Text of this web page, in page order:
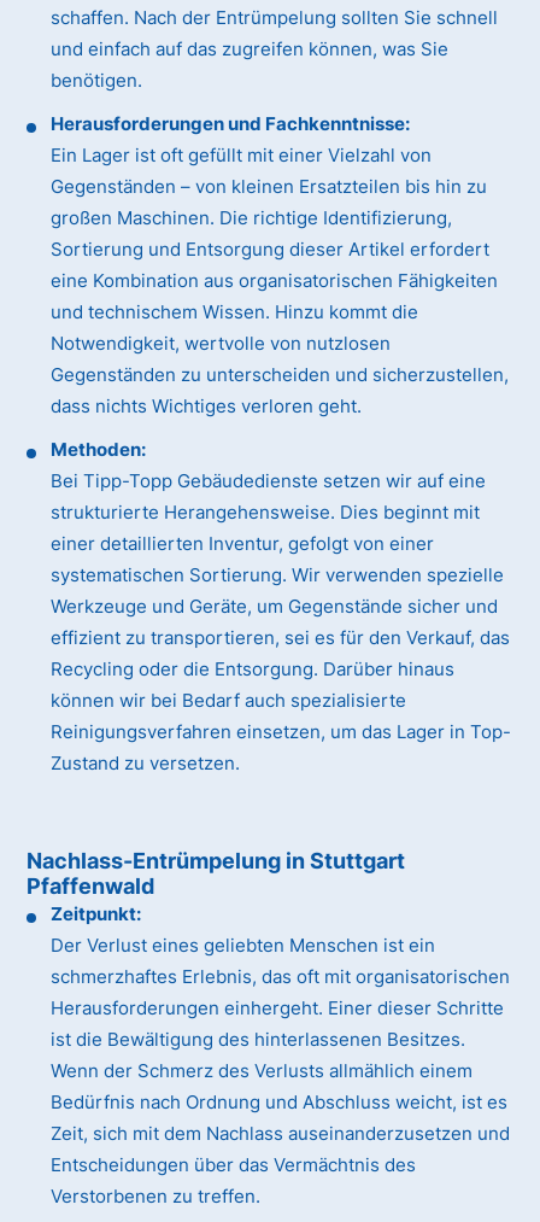
schaffen. Nach der Entrümpelung sollten Sie schnell
und einfach auf das zugreifen können, was Sie
benötigen.
Herausforderungen und Fachkenntnisse:
Ein Lager ist oft gefüllt mit einer Vielzahl von
Gegenständen – von kleinen Ersatzteilen bis hin zu
großen Maschinen. Die richtige Identifizierung,
Sortierung und Entsorgung dieser Artikel erfordert
eine Kombination aus organisatorischen Fähigkeiten
und technischem Wissen. Hinzu kommt die
Notwendigkeit, wertvolle von nutzlosen
Gegenständen zu unterscheiden und sicherzustellen,
dass nichts Wichtiges verloren geht.
Methoden:
Bei Tipp-Topp Gebäudedienste setzen wir auf eine
strukturierte Herangehensweise. Dies beginnt mit
einer detaillierten Inventur, gefolgt von einer
systematischen Sortierung. Wir verwenden spezielle
Werkzeuge und Geräte, um Gegenstände sicher und
effizient zu transportieren, sei es für den Verkauf, das
Recycling oder die Entsorgung. Darüber hinaus
können wir bei Bedarf auch spezialisierte
Reinigungsverfahren einsetzen, um das Lager in Top-
Zustand zu versetzen.
Nachlass-Entrümpelung in Stuttgart
Pfaffenwald
Zeitpunkt:
Der Verlust eines geliebten Menschen ist ein
schmerzhaftes Erlebnis, das oft mit organisatorischen
Herausforderungen einhergeht. Einer dieser Schritte
ist die Bewältigung des hinterlassenen Besitzes.
Wenn der Schmerz des Verlusts allmählich einem
Bedürfnis nach Ordnung und Abschluss weicht, ist es
Zeit, sich mit dem Nachlass auseinanderzusetzen und
Entscheidungen über das Vermächtnis des
Verstorbenen zu treffen.